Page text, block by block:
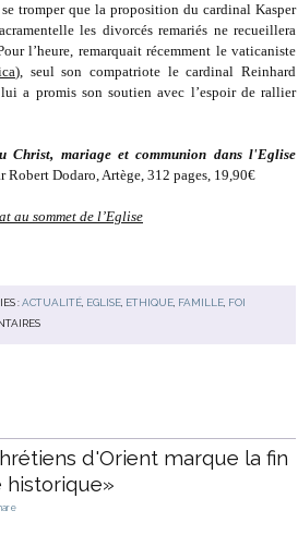
tromper que la proposition du cardinal Kasper
les divorcés remariés ne recueillera
l’heure, remarquait récemment le vaticaniste
), seul son compatriote le cardinal Reinhard
a promis son soutien avec l’espoir de rallier
Christ, mariage et communion dans l'Eglise
Robert Dodaro, Artège, 312 pages, 19,90€
au sommet de l’Eglise
:ACTUALITÉ, EGLISE, ETHIQUE, FAMILLE, FOI
d'Orient marque la fin